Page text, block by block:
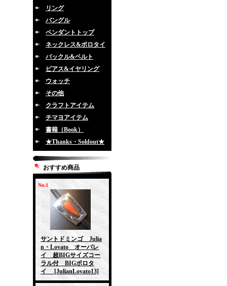
リング
バングル
ペンダントトップ
ネックレス&ボロタイ
バックル&ベルト
ピアス&イヤリング
ウォッチ
その他
クラフトアイテム
チマヨアイテム
書籍（Book）
★Thanks・Soldout★
おすすめ商品
No.1
サントドミンゴ Julia
n・Lovato オーバレ
イ 超BIGサイズコー
ラル付 BIGボロタ
イ
[JulianLovato13]